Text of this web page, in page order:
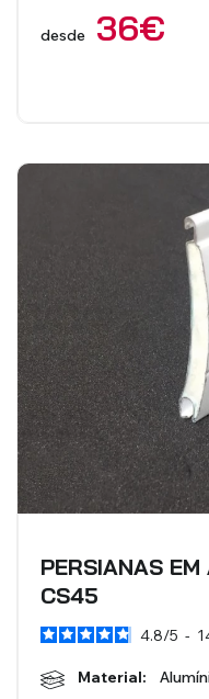
Estores Laminados
Redes Mosquiteiras
desde 36€
PERSIANAS
CS45
4.8/5 -
Material: